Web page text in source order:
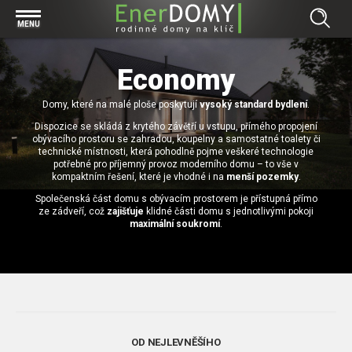
MENU
Prohlížet vše v kategorii Bungalovy
Concept
Exclusive
Effective
Economy
Prohlížet vše v kategorii Projekty
Individuální projekty
Typové řešení
Prohlížet vše v kategorii Technologie
Základová deska
Technologie domu
Zděné domy na klíč
Dřevostavby
Prohlížet vše v kategorii Kontakt
Pracovní pozice
Bezpečnost a ochrana osobních údajů
Prohlížet vše v kategorii Magazín
Financování výstavby rodinného domu
Přízemní rodinné domy
Video EnerDOMY s.r.o.
Economy
Domy, které na malé ploše poskytují vysoký standard bydlení.
Dispozice se skládá z krytého závětří u vstupu, přímého propojení
obývacího prostoru se zahradou, koupelny a samostatné toalety či
technické místnosti, která pohodlně pojme veškeré technologie
potřebné pro příjemný provoz moderního domu – to vše v
kompaktním řešení, které je vhodné i na menší pozemky.
Společenská část domu s obývacím prostorem je přístupná přímo
ze zádveří, což zajišťuje klidné části domu s jednotlivými pokoji
maximální soukromí.
OD NEJLEVNĚŠÍHO